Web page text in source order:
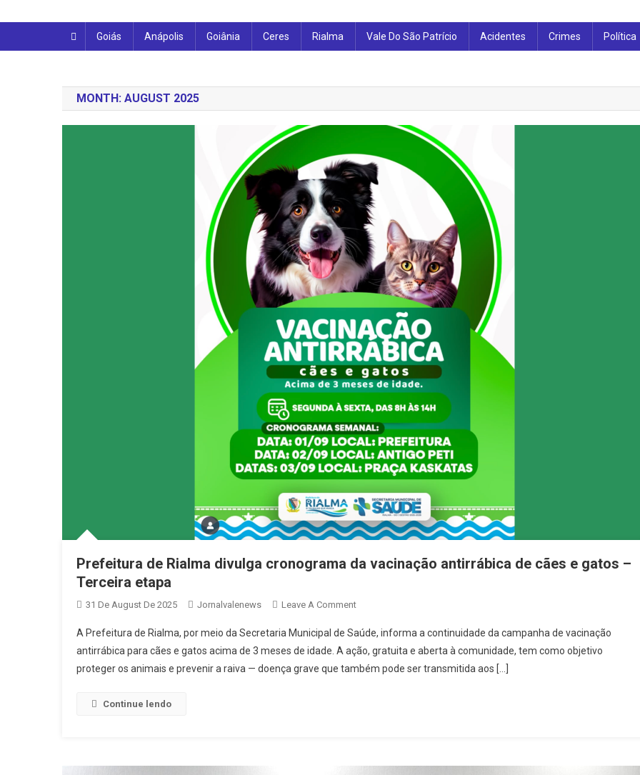
Goiás Anápolis Goiânia Ceres Rialma Vale Do São Patrício Acidentes Crimes Política
MONTH: AUGUST 2025
Prefeitura de Rialma divulga cronograma da vacinação antirrábica de cães e gatos –
Terceira etapa
31 De August De 2025 Jornalvalenews Leave A CommentOn
De
Rialma
Divulga
Cães
A Prefeitura de Rialma, por meio da Secretaria Municipal de Saúde, informa a continuidade da campanha de vacinação
antirrábica para cães e gatos acima de 3 meses de idade. A ação, gratuita e aberta à comunidade, tem como objetivo
proteger os animais e prevenir a raiva — doença grave que também pode ser transmitida aos […]
Continue lendo